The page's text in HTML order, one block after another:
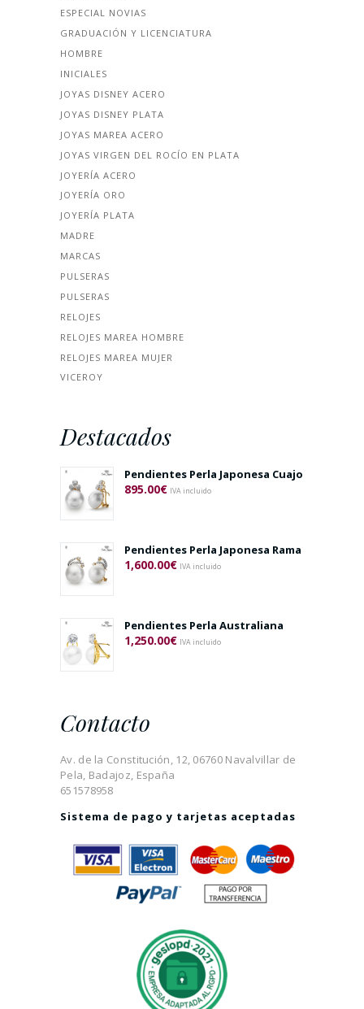
ESPECIAL NOVIAS
GRADUACIÓN Y LICENCIATURA
HOMBRE
INICIALES
JOYAS DISNEY ACERO
JOYAS DISNEY PLATA
JOYAS MAREA ACERO
JOYAS VIRGEN DEL ROCÍO EN PLATA
JOYERÍA ACERO
JOYERÍA ORO
JOYERÍA PLATA
MADRE
MARCAS
PULSERAS
PULSERAS
RELOJES
RELOJES MAREA HOMBRE
RELOJES MAREA MUJER
VICEROY
Destacados
Pendientes Perla Japonesa Cuajo
895.00€ IVA incluido
Pendientes Perla Japonesa Rama
1,600.00€ IVA incluido
Pendientes Perla Australiana
1,250.00€ IVA incluido
Contacto
Av. de la Constitución, 12, 06760 Navalvillar de
Pela, Badajoz, España
651578958
Sistema de pago y tarjetas aceptadas